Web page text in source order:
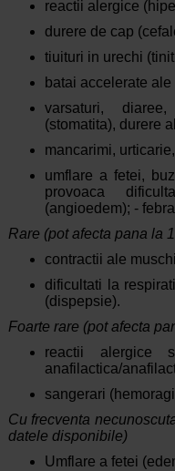
reactii alergice
durere de cap
tiuituri in urechi
batai accelerate
varsaturi,
(stomatita), durere
mancarimi,
umflare a fetei,
provoaca
(angioedem); -
Rare (pot afecta pana la
contractii ale
dificultati la
(dispepsie).
Foarte rare (pot afecta
reactii alergice
anafilactica/
sangerari
Cu frecventa
datele disponibile)
Umflare a fetei